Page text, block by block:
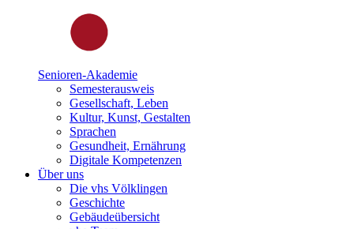
Senioren-Akademie
Semesterausweis
Gesellschaft, Leben
Kultur, Kunst, Gestalten
Sprachen
Gesundheit, Ernährung
Digitale Kompetenzen
Über uns
Die vhs Völklingen
Geschichte
Gebäudeübersicht